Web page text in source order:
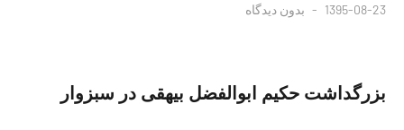
1395-08-23 بدون دیدگاه
بزرگداشت حکیم ابوالفضل بیهقی در سبزوار